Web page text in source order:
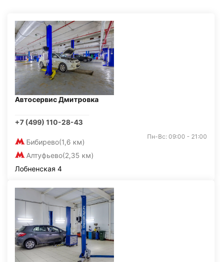
Автосервис Дмитровка
+7 (499) 110-28-43
Бибирево(1,6 км)
Алтуфьево(2,35 км)
Пн-Вс: 09:00 - 21:00
Лобненская 4